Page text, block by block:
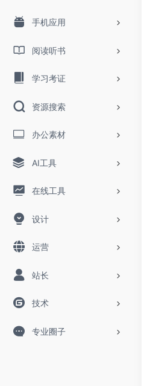
手机应用
阅读听书
学习考证
资源搜索
办公素材
AI工具
在线工具
设计
运营
站长
技术
专业圈子